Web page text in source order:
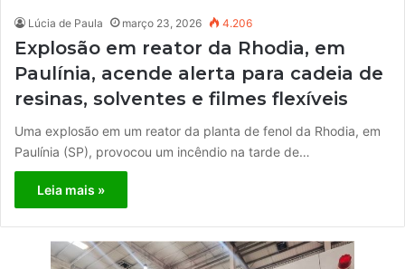
Lúcia de Paula março 23, 2026 4.206
Explosão em reator da Rhodia, em
Paulínia, acende alerta para cadeia de
resinas, solventes e filmes flexíveis
Uma explosão em um reator da planta de fenol da Rhodia, em
Paulínia (SP), provocou um incêndio na tarde de…
Leia mais »